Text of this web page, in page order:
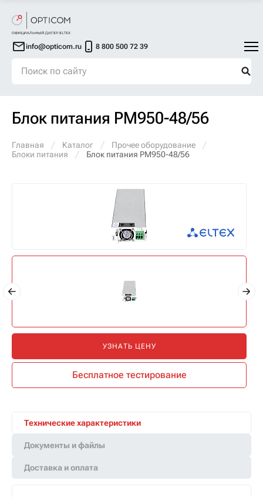
info@opticom.ru 8 800 500 72 39
Блок питания PM950-48/56
Главная Каталог
Прочее оборудование
Блоки питания
Блок питания PM950-48/56
УЗНАТЬ ЦЕНУ
Бесплатное тестирование
Технические характеристики
Документы и файлы
Доставка и оплата